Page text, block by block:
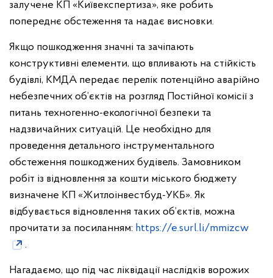
залучене КП «Київекспертиза», яке робить
попереднє обстеження та надає висновки.
Якщо пошкодження значні та зачіпають
конструктивні елементи, що впливають на стійкість
будівлі, КМДА передає перелік потенційно аварійно
небезпечних об’єктів на розгляд Постійної комісії з
питань техногенно-екологічної безпеки та
надзвичайних ситуацій. Це необхідно для
проведення детального інструментального
обстеження пошкоджених будівель. Замовником
робіт із відновлення за кошти міського бюджету
визначене КП «Житлоінвестбуд-УКБ». Як
відбувається відновлення таких об’єктів, можна
прочитати за посиланням: https://e.surl.li/mmizcw
.
Нагадаємо, що під час ліквідації наслідків ворожих